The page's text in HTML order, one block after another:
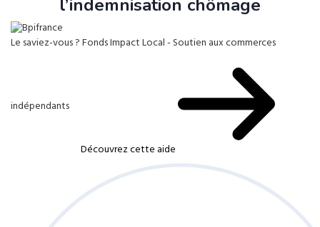
l’indemnisation chômage
Le saviez-vous ?Fonds Impact Local - Soutien aux commerces
indépendants
Découvrez cette aide